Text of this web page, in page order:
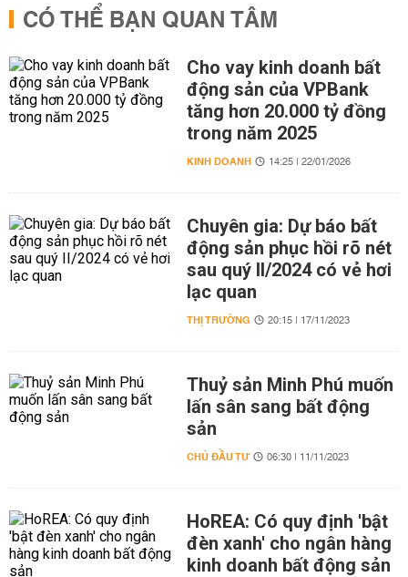
CÓ THỂ BẠN QUAN TÂM
Cho vay kinh doanh bất
động sản của VPBank
tăng hơn 20.000 tỷ đồng
trong năm 2025
KINH DOANH 14:25 | 22/01/2026
Chuyên gia: Dự báo bất
động sản phục hồi rõ nét
sau quý II/2024 có vẻ hơi
lạc quan
THỊ TRƯỜNG 20:15 | 17/11/2023
Thuỷ sản Minh Phú muốn
lấn sân sang bất động
sản
CHỦ ĐẦU TƯ 06:30 | 11/11/2023
HoREA: Có quy định 'bật
đèn xanh' cho ngân hàng
kinh doanh bất động sản